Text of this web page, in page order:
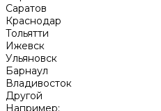
Саратов
Краснодар
Тольятти
Ижевск
Ульяновск
Барнаул
Владивосток
Другой
Например: